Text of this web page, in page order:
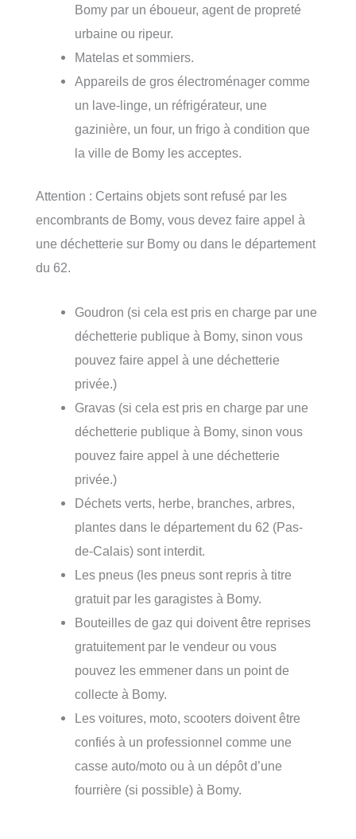
Bomy par un éboueur, agent de propreté
urbaine ou ripeur.
Matelas et sommiers.
Appareils de gros électroménager comme
un lave-linge, un réfrigérateur, une
gazinière, un four, un frigo à condition que
la ville de Bomy les acceptes.
Attention : Certains objets sont refusé par les
encombrants de Bomy, vous devez faire appel à
une déchetterie sur Bomy ou dans le département
du 62.
Goudron (si cela est pris en charge par une
déchetterie publique à Bomy, sinon vous
pouvez faire appel à une déchetterie
privée.)
Gravas (si cela est pris en charge par une
déchetterie publique à Bomy, sinon vous
pouvez faire appel à une déchetterie
privée.)
Déchets verts, herbe, branches, arbres,
plantes dans le département du 62 (Pas-
de-Calais) sont interdit.
Les pneus (les pneus sont repris à titre
gratuit par les garagistes à Bomy.
Bouteilles de gaz qui doivent être reprises
gratuitement par le vendeur ou vous
pouvez les emmener dans un point de
collecte à Bomy.
Les voitures, moto, scooters doivent être
confiés à un professionnel comme une
casse auto/moto ou à un dépôt d’une
fourrière (si possible) à Bomy.